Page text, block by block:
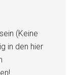
(Keine
in den hier